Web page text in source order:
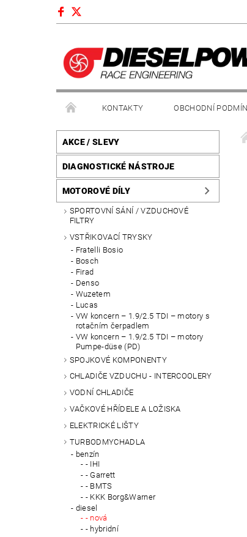
KONTAKTY OBCHODNÍ
AKCE / SLEVY
DIAGNOSTICKÉ NÁSTROJE
MOTOROVÉ DÍLY
SPORTOVNÍ SÁNÍ / VZDUCHOVÉ
FILTRY
VSTŘIKOVACÍ TRYSKY
Fratelli Bosio
Bosch
Firad
Denso
Wuzetem
Lucas
VW koncern – 1.9/2.5 TDI – motory s
rotačním čerpadlem
VW koncern – 1.9/2.5 TDI – motory
Pumpe-düse (PD)
SPOJKOVÉ KOMPONENTY
CHLADIČE VZDUCHU - INTERCOOLERY
VODNÍ CHLADIČE
VAČKOVÉ HŘÍDELE A LOŽISKA
ELEKTRICKÉ LIŠTY
TURBODMYCHADLA
benzín
- IHI
- Garrett
- BMTS
- KKK Borg&Warner
diesel
- nová
- hybridní